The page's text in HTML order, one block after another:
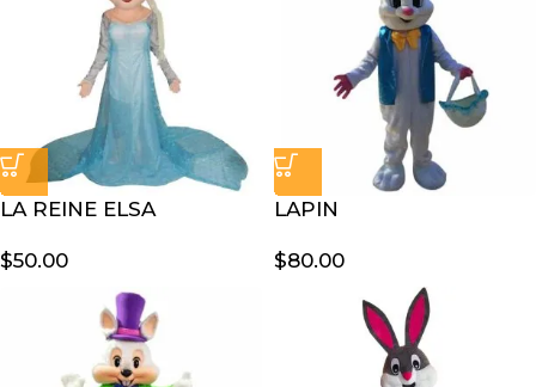
LA REINE ELSA
$50.00
LAPIN
$80.00